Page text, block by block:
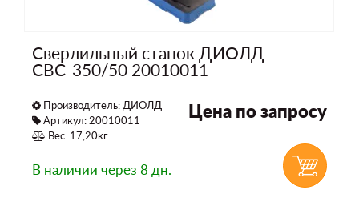
Сверлильный станок ДИОЛД
СВС-350/50 20010011
Производитель: ДИОЛД
Артикул: 20010011
Вес: 17,20кг
Цена по запросу
В наличии через 8 дн.